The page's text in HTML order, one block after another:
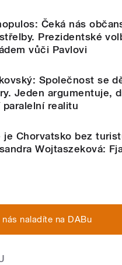
Čeká nás
Prezidentské
vůči Pavlovi
Společnost se
Jeden argumentuje,
paralelní realitu
je Chorvatsko bez
Wojtaszeková:
nás naladíte na DABu